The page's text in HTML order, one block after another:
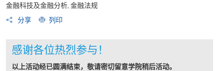
金融科技及金融分析, 金融法规
分享
列印
感谢各位热烈参与！
以上活动经已圆满结束，敬请密切留意学院稍后活动。